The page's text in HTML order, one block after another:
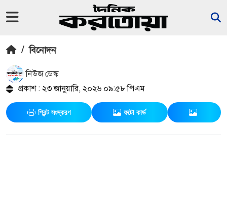
/ বিনোদন
নিউজ ডেস্ক
প্রকাশ : ২৩ জানুয়ারি, ২০২৬ ০৯:৫৮ পিএম
প্রিন্ট সংস্করণ ফটো কার্ড